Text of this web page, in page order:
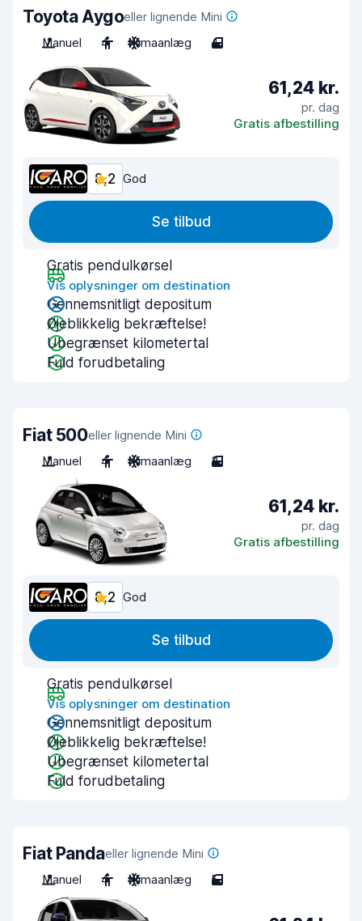
Toyota Aygoeller lignende Mini
Manuel
4 Klimaanlæg 4
61,24 kr.
pr. dag
Gratis afbestilling
8,2 God
Se tilbud
Gratis pendulkørsel
Vis oplysninger om destination
Gennemsnitligt depositum
Øjeblikkelig bekræftelse!
Ubegrænset kilometertal
Fuld forudbetaling
Fiat 500eller lignende Mini
Manuel
4 Klimaanlæg 3
61,24 kr.
pr. dag
Gratis afbestilling
8,2 God
Se tilbud
Gratis pendulkørsel
Vis oplysninger om destination
Gennemsnitligt depositum
Øjeblikkelig bekræftelse!
Ubegrænset kilometertal
Fuld forudbetaling
Fiat Pandaeller lignende Mini
Manuel
4 Klimaanlæg 5